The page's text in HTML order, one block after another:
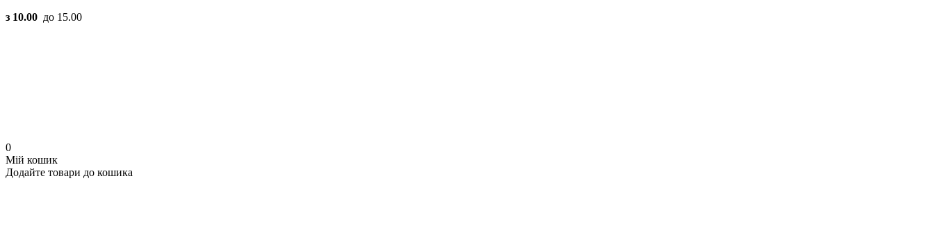
з 10.00 до 15.00
0
Мій кошик
Додайте товари до кошика